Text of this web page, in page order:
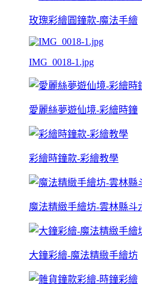
玫瑰彩繪圓鐘款-魔法手繪
IMG_0018-1.jpg
愛麗絲夢遊仙境-彩繪時鐘
彩繪時鐘款-彩繪教學
魔法精緻手繪坊-雲林縣斗
大鐘彩繪-魔法精緻手繪坊